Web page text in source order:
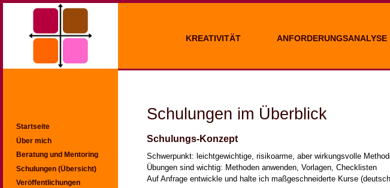
Startseite
Über mich
Beratung und Mentoring
Schulungen (Übersicht)
Veröffentlichungen
KREATIVITÄT ANFORDERUNGSANALYSE
Schulungen im Überblick
Schulungs-Konzept
Schwerpunkt: leichtgewichtige, risikoarme, aber wirkungsvolle
Übungen sind wichtig: Methoden anwenden, Vorlagen, Checklisten
Auf Anfrage entwickle und halte ich maßgeschneiderte Kurse